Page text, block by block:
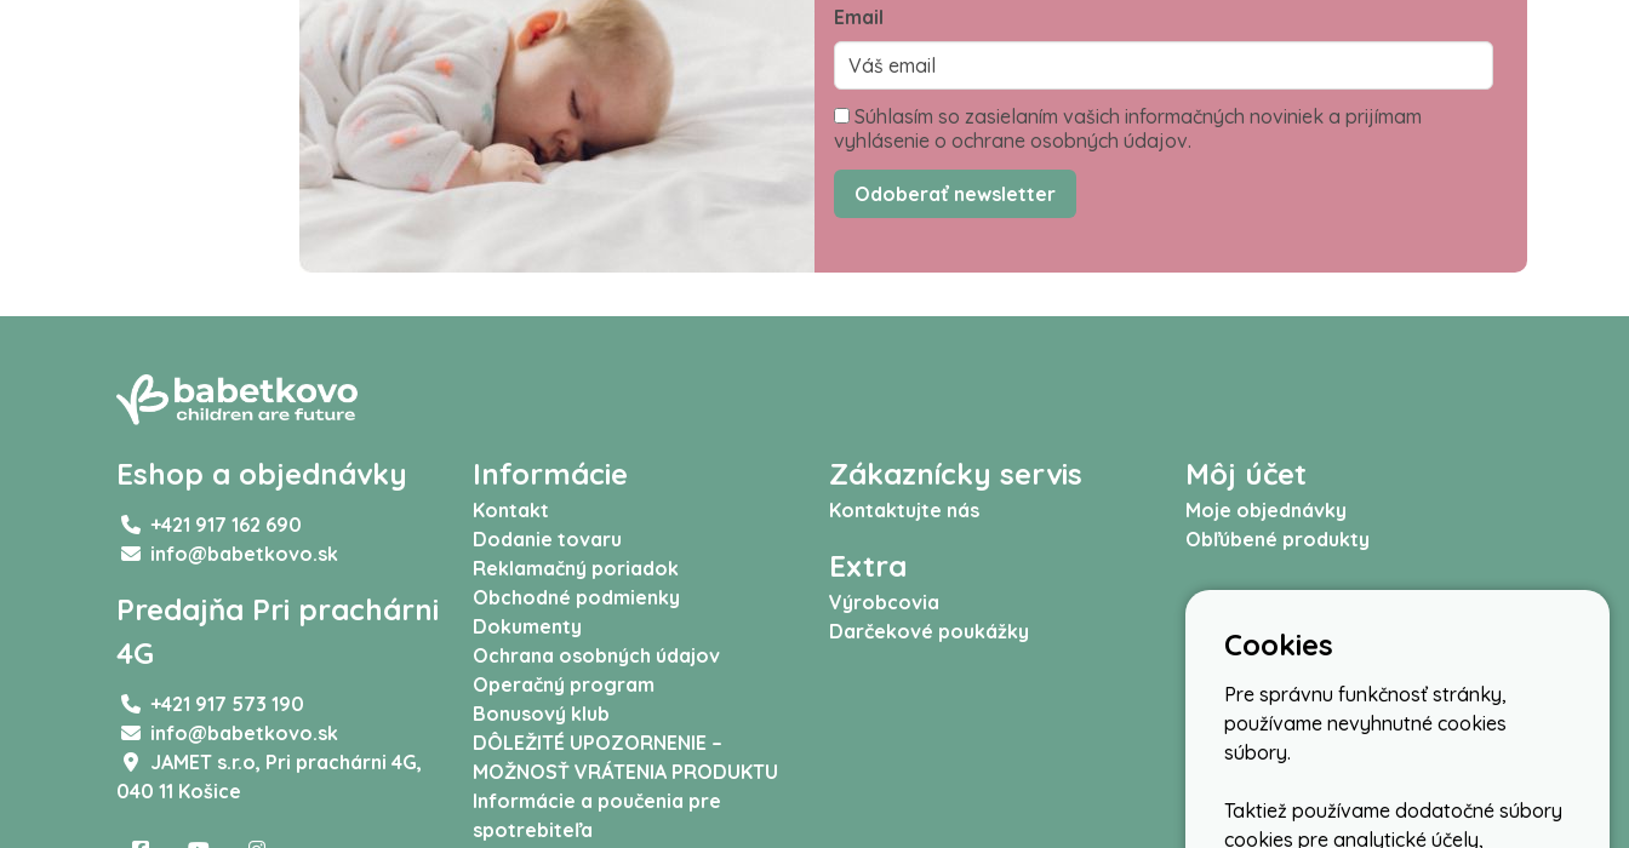
Email
Súhlasím so zasielaním vašich informačných noviniek a prijímam
vyhlásenie o ochrane osobných údajov.
Odoberať newsletter
Eshop a objednávky
+421 917 162 690
info@babetkovo.sk
Predajňa Pri prachárni
4G
+421 917 573 190
info@babetkovo.sk
JAMET s.r.o, Pri prachárni 4G,
040 11 Košice
Informácie
Kontakt
Dodanie tovaru
Reklamačný poriadok
Obchodné podmienky
Dokumenty
Ochrana osobných údajov
Operačný program
Bonusový klub
DÔLEŽITÉ UPOZORNENIE –
MOŽNOSŤ VRÁTENIA PRODUKTU
Informácie a poučenia pre
spotrebiteľa
Zákaznícky servis
Kontaktujte nás
Extra
Výrobcovia
Darčekové poukážky
Môj účet
Moje objednávky
Obľúbené produkty
Cookies
Pre správnu funkčnosť stránky,
používame nevyhnutné cookies
súbory.
Taktiež používame dodatočné súbory
cookies pre analytické účely,